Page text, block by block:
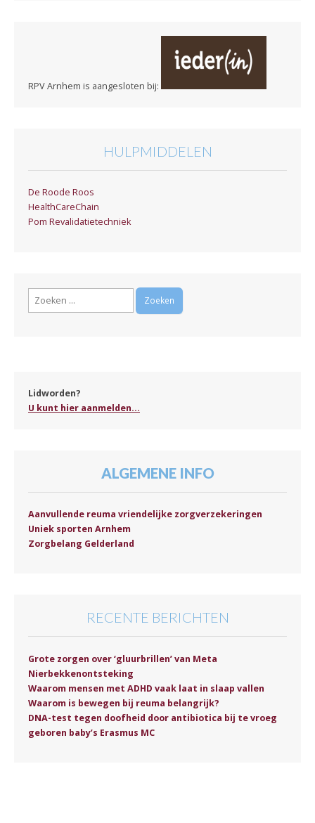
RPV Arnhem is aangesloten bij:
HULPMIDDELEN
De Roode Roos
HealthCareChain
Pom Revalidatietechniek
Zoeken
Lidworden?
U kunt hier aanmelden...
ALGEMENE INFO
Aanvullende reuma vriendelijke zorgverzekeringen
Uniek sporten Arnhem
Zorgbelang Gelderland
RECENTE BERICHTEN
Grote zorgen over ‘gluurbrillen’ van Meta
Nierbekkenontsteking
Waarom mensen met ADHD vaak laat in slaap vallen
Waarom is bewegen bij reuma belangrijk?
DNA-test tegen doofheid door antibiotica bij te vroeg
geboren baby’s Erasmus MC